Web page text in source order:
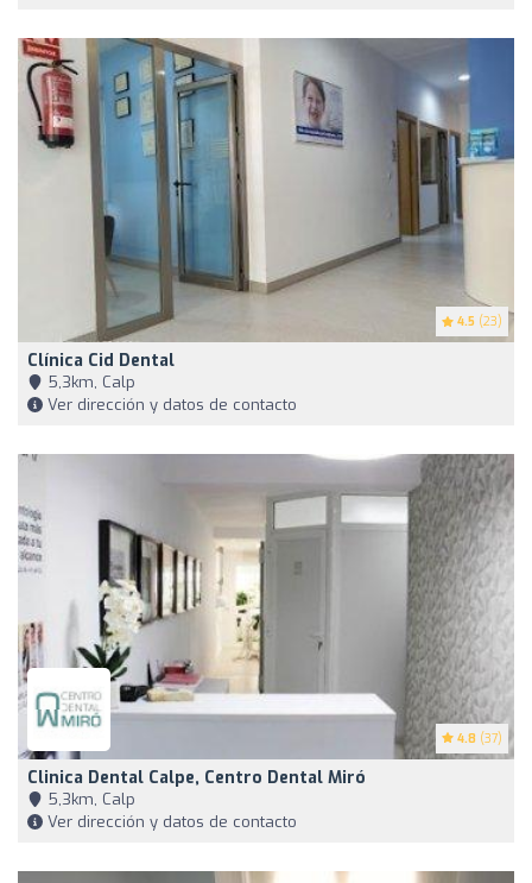
4.5 (23)
Clínica Cid Dental
5,3km, Calp
Ver dirección y datos de contacto
4.8 (37)
Clinica Dental Calpe, Centro Dental Miró
5,3km, Calp
Ver dirección y datos de contacto